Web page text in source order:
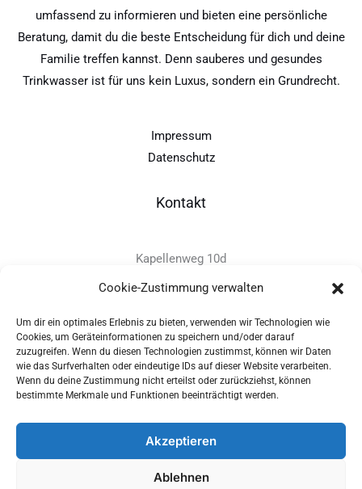
Cookie-Zustimmung verwalten
Um dir ein optimales Erlebnis zu bieten, verwenden wir Technologien wie
Cookies, um Geräteinformationen zu speichern und/oder darauf
zuzugreifen. Wenn du diesen Technologien zustimmst, können wir Daten
wie das Surfverhalten oder eindeutige IDs auf dieser Website verarbeiten.
Wenn du deine Zustimmung nicht erteilst oder zurückziehst, können
bestimmte Merkmale und Funktionen beeinträchtigt werden.
Akzeptieren
Ablehnen
umfassend zu informieren und bieten eine persönliche
Beratung, damit du die beste Entscheidung für dich und deine
Familie treffen kannst. Denn sauberes und gesundes
Trinkwasser ist für uns kein Luxus, sondern ein Grundrecht.
Impressum
Datenschutz
Kontakt
Kapellenweg 10d
D-94575 Windorf
+49 - (0)8546 - 97 39 0
info@provitec.de
www.provitec.com
Copyright © 2026 PROVITEC Trinkwassersysteme e.K | Alle
Rechte vorbehalten |Impressum